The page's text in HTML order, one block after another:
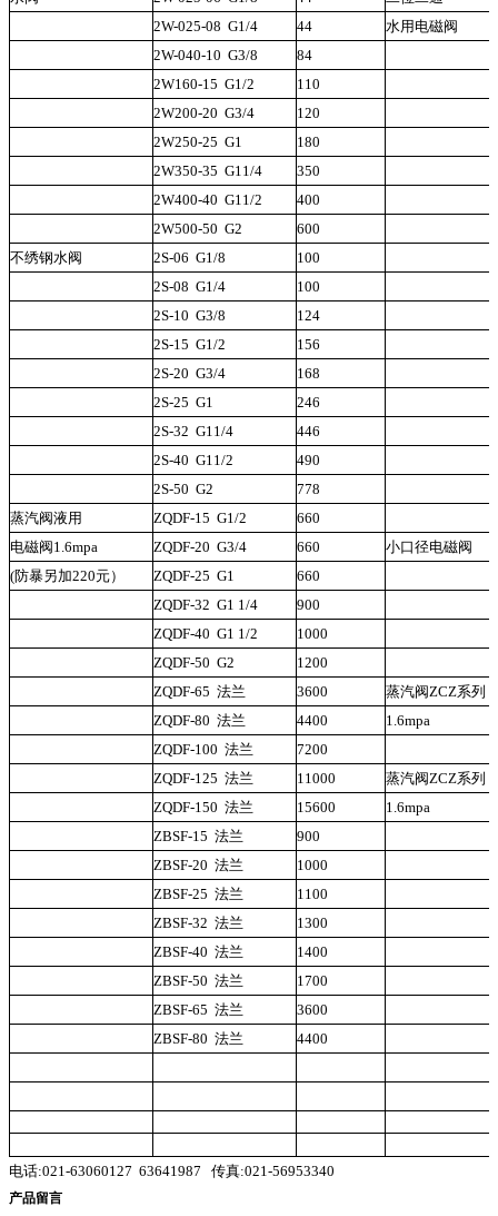
2W-025-08 G1/4 44
水用电磁阀
2W-040-10 G3/8
84
2W160-15 G1/2
110
2W200-20 G3/4
120
2W250-25 G1
180
2W350-35 G11/4
350
2W400-40 G11/2
400
2W500-50 G2
600
不绣钢水阀
2S-06 G1/8
100
2S-08 G1/4
100
2S-10 G3/8
124
2S-15 G1/2
156
2S-20 G3/4
168
2S-25 G1
246
2S-32 G11/4
446
2S-40 G11/2
490
2S-50 G2
778
蒸汽阀液用
ZQDF-15 G1/2
660
电磁阀1.6mpa
ZQDF-20 G3/4 660
小口径电磁阀
(防暴另加220元）
ZQDF-25 G1
660
ZQDF-32 G1 1/4
900
ZQDF-40 G1 1/2
1000
ZQDF-50 G2
1200
ZQDF-65 法兰 3600
蒸汽阀ZCZ系列
ZQDF-80 法兰 4400
1.6mpa
ZQDF-100 法兰
7200
ZQDF-125 法兰 11000
蒸汽阀ZCZ系列
ZQDF-150 法兰 15600
1.6mpa
ZBSF-15 法兰
900
ZBSF-20 法兰
1000
ZBSF-25 法兰
1100
ZBSF-32 法兰
1300
ZBSF-40 法兰
1400
ZBSF-50 法兰
1700
ZBSF-65 法兰
3600
ZBSF-80 法兰 4400
电话:021-63060127 63641987 传真:021-56953340
产品留言